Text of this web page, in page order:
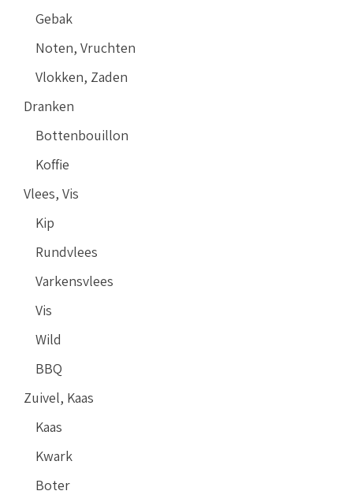
Gebak
Noten, Vruchten
Vlokken, Zaden
Dranken
Bottenbouillon
Koffie
Vlees, Vis
Kip
Rundvlees
Varkensvlees
Vis
Wild
BBQ
Zuivel, Kaas
Kaas
Kwark
Boter